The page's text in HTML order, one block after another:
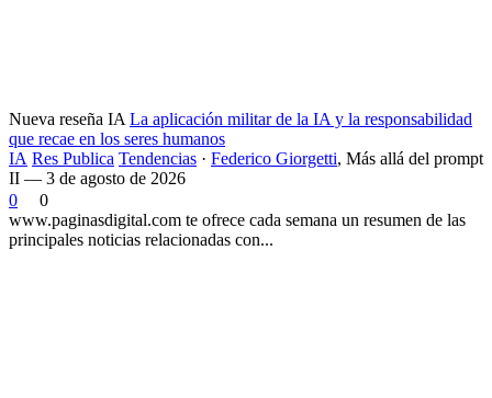
Nueva reseña IA La aplicación militar de la IA y la responsabilidad
que recae en los seres humanos
IA Res Publica Tendencias · Federico Giorgetti, Más allá del prompt
II — 3 de agosto de 2026
0
0
www.paginasdigital.com te ofrece cada semana un resumen de las
principales noticias relacionadas con...